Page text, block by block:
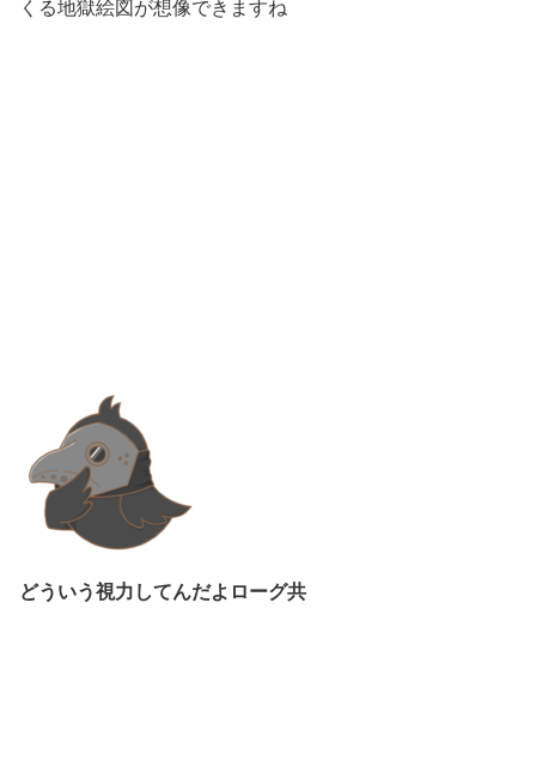
くる地獄絵図が想像できますね
どういう視力してんだよローグ共